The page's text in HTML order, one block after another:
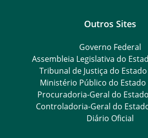
Outros Sites
Governo Federal
Assembleia Legislativa do
Tribunal de Justiça do
Ministério Público do Estado
Procuradoria-Geral do
Controladoria-Geral do
Diário Oficial